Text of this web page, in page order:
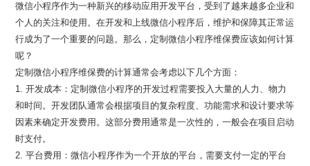
微信小程序作为一种新兴的移动应用开发平台，受到了越来越多企业和
个人的关注和使用。在开发和上线微信小程序后，维护和保障其正常运
行成为了一个重要的问题。那么，定制微信小程序维保费应该如何计算
呢？
定制微信小程序维保费的计算通常会考虑以下几个方面：
1. 开发成本：定制微信小程序的开发过程需要投入大量的人力、物力
和时间。开发团队通常会根据项目的复杂程度、功能需求和设计要求等
因素来确定开发费用。这部分费用通常是一次性的，一般会在项目启动
时支付。
2. 平台费用：微信小程序作为一个开放的平台，需要支付一定的平台